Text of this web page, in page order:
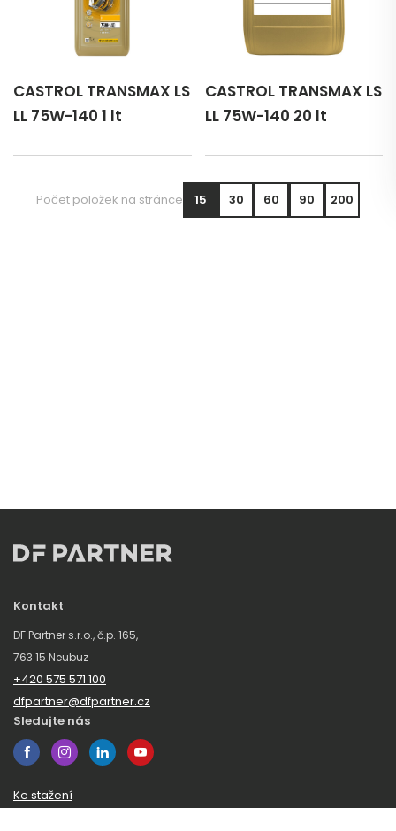
CASTROL TRANSMAX LS
LL 75W-140 1 lt
CASTROL TRANSMAX LS
LL 75W-140 20 lt
Počet položek na stránce 15 30 60 90 200
Kontakt
DF Partner s.r.o., č.p. 165,
763 15 Neubuz
+420 575 571 100
dfpartner@dfpartner.cz
Sledujte nás
Ke stažení